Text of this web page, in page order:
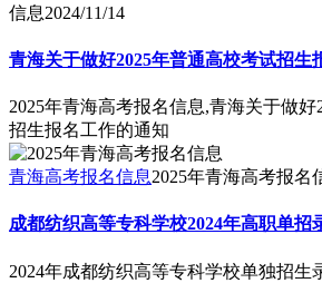
信息2024/11/14
青海关于做好2025年普通高校考试招生
2025年青海高考报名信息,青海关于做
招生报名工作的通知
青海高考报名信息2025年青海高考报名
成都纺织高等专科学校2024年高职单招
2024年成都纺织高等专科学校单独招生